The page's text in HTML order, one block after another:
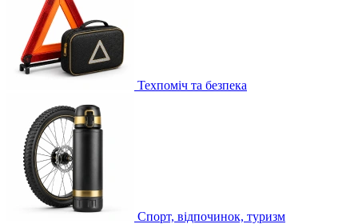
Техпоміч та безпека
Спорт, відпочинок, туризм